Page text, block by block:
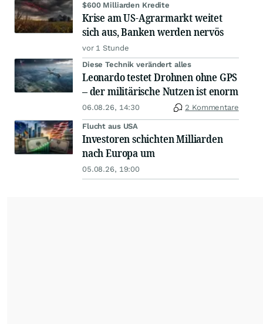
$600 Milliarden Kredite
Krise am US-Agrarmarkt weitet
sich aus, Banken werden nervös
vor 1 Stunde
Diese Technik verändert alles
Leonardo testet Drohnen ohne GPS
– der militärische Nutzen ist enorm
06.08.26, 14:30 2 Kommentare
Flucht aus USA
Investoren schichten Milliarden
nach Europa um
05.08.26, 19:00